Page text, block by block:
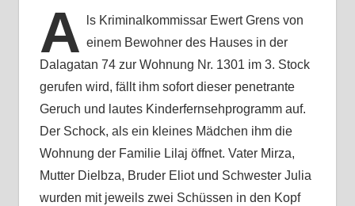
A
ls Kriminalkommissar Ewert Grens von
einem Bewohner des Hauses in der
Dalagatan 74 zur Wohnung Nr. 1301 im 3. Stock
gerufen wird, fällt ihm sofort dieser penetrante
Geruch und lautes Kinderfernsehprogramm auf.
Der Schock, als ein kleines Mädchen ihm die
Wohnung der Familie Lilaj öffnet. Vater Mirza,
Mutter Dielbza, Bruder Eliot und Schwester Julia
wurden mit jeweils zwei Schüssen in den Kopf